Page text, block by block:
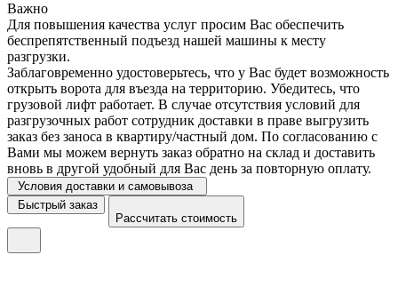
Важно
Для повышения качества услуг просим Вас обеспечить
беспрепятственный подъезд нашей машины к месту
разгрузки.
Заблаговременно удостоверьтесь, что у Вас будет возможность
открыть ворота для въезда на территорию. Убедитесь, что
грузовой лифт работает. В случае отсутствия условий для
разгрузочных работ сотрудник доставки в праве выгрузить
заказ без заноса в квартиру/частный дом. По согласованию с
Вами мы можем вернуть заказ обратно на склад и доставить
вновь в другой удобный для Вас день за повторную оплату.
Условия доставки и самовывоза
Быстрый заказ
Рассчитать стоимость